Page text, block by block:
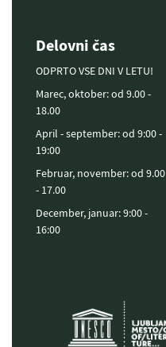
Delovni čas
ODPRTO VSE DNI V LETU!
Marec, oktober: od 9.00 -
18.00
April - september: od 9:00 -
19:00
Februar, november: od 9.00
- 17.00
December, januar: 9:00 -
16:00